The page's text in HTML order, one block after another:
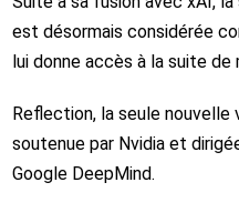
est désormais considérée
lui donne accès à la suite de
Reflection, la seule
soutenue par Nvidia et
Google DeepMind.